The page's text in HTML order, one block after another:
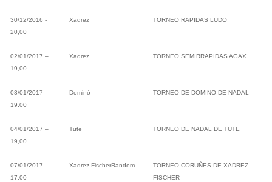
30/12/2016 -
20,00
Xadrez TORNEO RAPIDAS LUDO
02/01/2017 –
19,00
Xadrez TORNEO SEMIRRAPIDAS AGAX
03/01/2017 –
19,00
Dominó TORNEO DE DOMINO DE NADAL
04/01/2017 –
19,00
Tute TORNEO DE NADAL DE TUTE
07/01/2017 –
17,00
Xadrez FischerRandom
TORNEO CORUÑES DE XADREZ
FISCHER